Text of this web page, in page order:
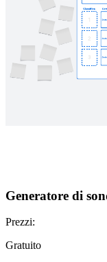
Generatore di
Prezzi:
Gratuito